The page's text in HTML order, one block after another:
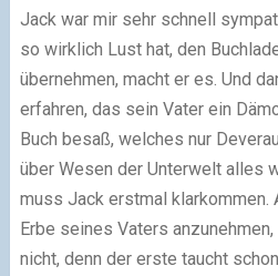
Jack war mir sehr schnell
so wirklich Lust hat, den
übernehmen, macht er es. Und
erfahren, das sein Vater ein
Buch besaß, welches nur
über Wesen der Unterwelt alles
muss Jack erstmal klarkommen.
Erbe seines Vaters
nicht, denn der erste taucht